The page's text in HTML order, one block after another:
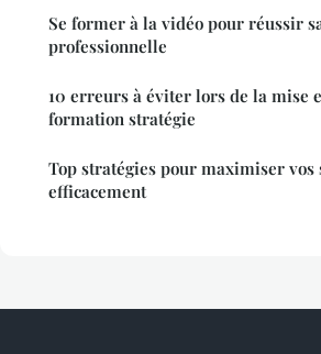
Se former à la vidéo pour réussir
professionnelle
10 erreurs à éviter lors de la mise
formation stratégie
Top stratégies pour maximiser
efficacement